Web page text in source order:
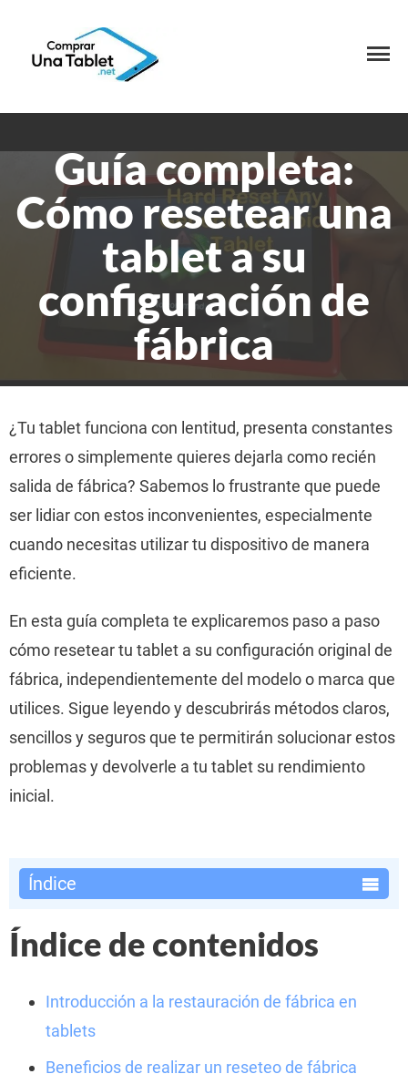
Guía completa:
Cómo resetear una
tablet a su
configuración de
fábrica
¿Tu tablet funciona con lentitud, presenta constantes
errores o simplemente quieres dejarla como recién
salida de fábrica? Sabemos lo frustrante que puede
ser lidiar con estos inconvenientes, especialmente
cuando necesitas utilizar tu dispositivo de manera
eficiente.
En esta guía completa te explicaremos paso a paso
cómo resetear tu tablet a su configuración original de
fábrica, independientemente del modelo o marca que
utilices. Sigue leyendo y descubrirás métodos claros,
sencillos y seguros que te permitirán solucionar estos
problemas y devolverle a tu tablet su rendimiento
inicial.
Índice
Índice de contenidos
Introducción a la restauración de fábrica en
tablets
Beneficios de realizar un reseteo de fábrica